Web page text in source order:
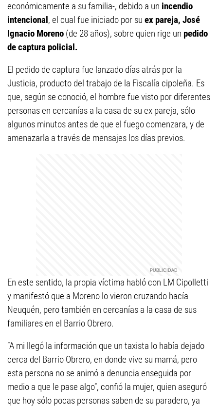
económicamente a su familia-, debido a un incendio
intencional, el cual fue iniciado por su ex pareja, José
Ignacio Moreno (de 28 años), sobre quien rige un pedido
de captura policial.
El pedido de captura fue lanzado días atrás por la
Justicia, producto del trabajo de la Fiscalía cipoleña. Es
que, según se conoció, el hombre fue visto por diferentes
personas en cercanías a la casa de su ex pareja, sólo
algunos minutos antes de que el fuego comenzara, y de
amenazarla a través de mensajes los días previos.
En este sentido, la propia víctima habló con LM Cipolletti
y manifestó que a Moreno lo vieron cruzando hacía
Neuquén, pero también en cercanías a la casa de sus
familiares en el Barrio Obrero.
“A mi llegó la información que un taxista lo había dejado
cerca del Barrio Obrero, en donde vive su mamá, pero
esta persona no se animó a denuncia enseguida por
medio a que le pase algo”, confió la mujer, quien aseguró
que hoy sólo pocas personas saben de su paradero, ya